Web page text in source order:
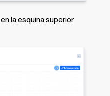
en la esquina superior